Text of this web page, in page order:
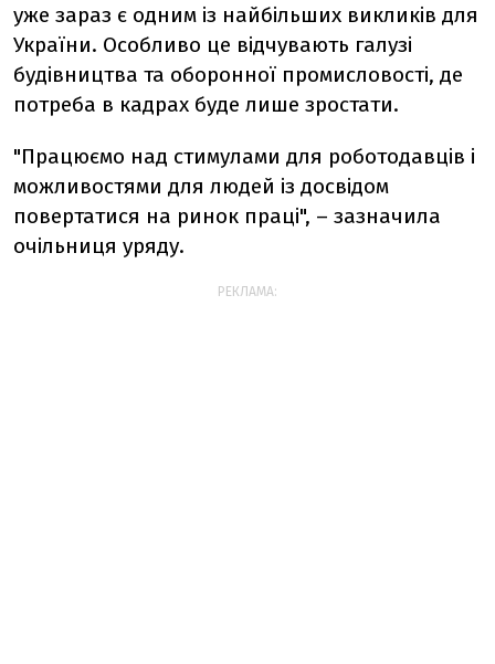
уже зараз є одним із найбільших викликів для
України. Особливо це відчувають галузі
будівництва та оборонної промисловості, де
потреба в кадрах буде лише зростати.
"Працюємо над стимулами для роботодавців і
можливостями для людей із досвідом
повертатися на ринок праці", – зазначила
очільниця уряду.
РЕКЛАМА: